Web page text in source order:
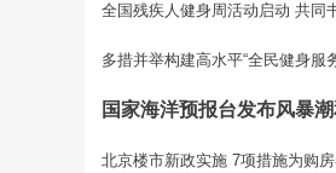
全国残疾人健身周活动启动 共同
多措并举构建高水平“全民健身服
国家海洋预报台发布风暴
北京楼市新政实施 7项措施为购房